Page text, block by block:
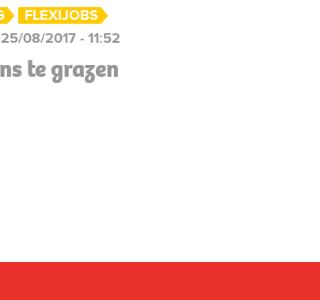
FLEXIJOBS
08/2017 - 11:52
te grazen